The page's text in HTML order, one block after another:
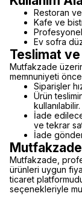
Restoran
Kafe ve
Ev sofra
Teslimat
Mutfakzade
memnuniyeti
Siparişler
Ürün
kullanılabilir.
İade
ve tekrar
İade
Mutfakzade,
ürünleri uygun
ticaret
seçenekleriyle